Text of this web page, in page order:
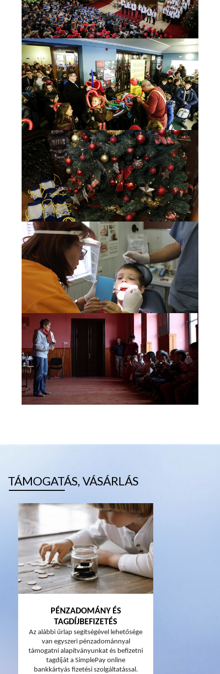
TÁMOGATÁS, VÁSÁRLÁS
PÉNZADOMÁNY ÉS
TAGDÍJBEFIZETÉS
Az alábbi űrlap segítségével lehetősége
van egyszeri pénzadománnyal
támogatni alapítványunkat és befizetni
tagdíját a SimplePay online
bankkártyás fizetési szolgáltatással.